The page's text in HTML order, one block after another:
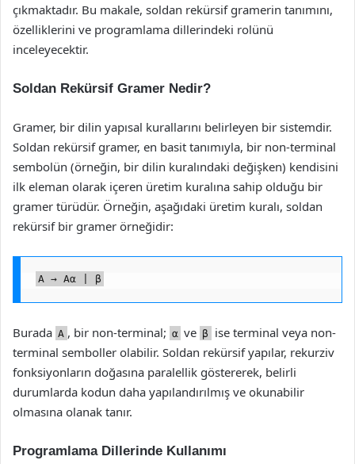
çıkmaktadır. Bu makale, soldan rekürsif gramerin tanımını,
özelliklerini ve programlama dillerindeki rolünü
inceleyecektir.
Soldan Rekürsif Gramer Nedir?
Gramer, bir dilin yapısal kurallarını belirleyen bir sistemdir.
Soldan rekürsif gramer, en basit tanımıyla, bir non-terminal
sembolün (örneğin, bir dilin kuralındaki değişken) kendisini
ilk eleman olarak içeren üretim kuralına sahip olduğu bir
gramer türüdür. Örneğin, aşağıdaki üretim kuralı, soldan
rekürsif bir gramer örneğidir:
A → Aα | β
Burada A , bir non-terminal; α ve β
ise terminal veya non-
terminal semboller olabilir. Soldan rekürsif yapılar, rekurziv
fonksiyonların doğasına paralellik göstererek, belirli
durumlarda kodun daha yapılandırılmış ve okunabilir
olmasına olanak tanır.
Programlama Dillerinde Kullanımı